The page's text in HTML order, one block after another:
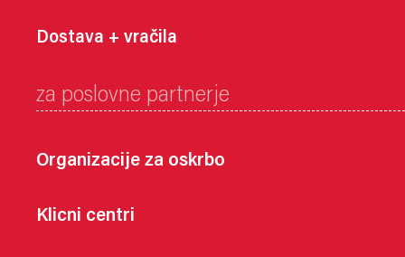
Dostava + vračila
za poslovne partnerje
Organizacije za oskrbo
Klicni centri